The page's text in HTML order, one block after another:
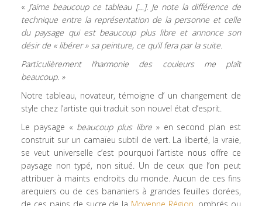
« J’aime beaucoup ce tableau […]. Je note la différence de
technique entre la représentation de la personne et celle
du paysage qui est beaucoup plus libre et annonce son
désir de « libérer » sa peinture, ce qu’il fera par la suite.
Particulièrement l’harmonie des couleurs me plaît
beaucoup. »
Notre tableau, novateur, témoigne d’ un changement de
style chez l’artiste qui traduit son nouvel état d’esprit.
Le paysage « beaucoup plus libre » en second plan est
construit sur un camaïeu subtil de vert. La liberté, la vraie,
se veut universelle c’est pourquoi l’artiste nous offre ce
paysage non typé, non situé. Un de ceux que l’on peut
attribuer à maints endroits du monde. Aucun de ces fins
arequiers ou de ces bananiers à grandes feuilles dorées,